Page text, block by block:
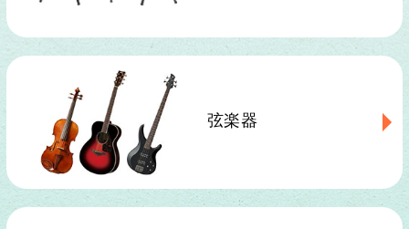
弦楽器